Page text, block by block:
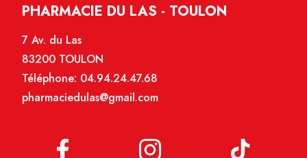
PHARMACIE DU LAS - TOULON
7 Av. du Las
83200 TOULON
Téléphone: 04.94.24.47.68
pharmaciedulas@gmail.com